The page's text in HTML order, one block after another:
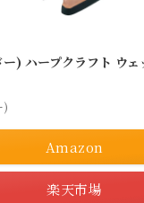
) ハープクラフト ウェ
)
Amazon
楽天市場